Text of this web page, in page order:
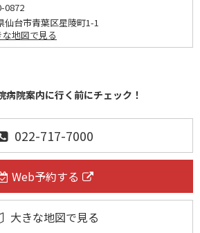
0872
仙台市青葉区星陵町1-1
な地図で見る
病院案内に行く前にチェック！
022-717-7000
Web予約する
大きな地図で見る